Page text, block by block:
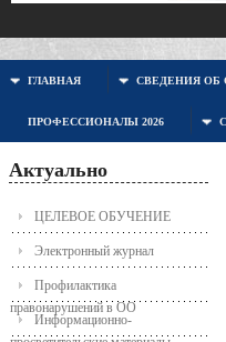
ГЛАВНАЯ СВЕДЕНИЯ ОБ
ПРОФЕССИОНАЛЫ 2026
Актуально
ЦЕЛЕВОЕ ОБУЧЕНИЕ
Электронный журнал
Профилактика
правонарушений в ОО
Информационно-